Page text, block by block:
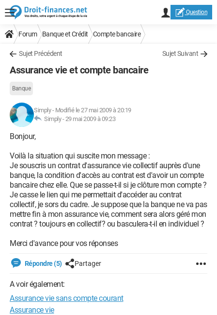
Question
Forum Banque et Crédit Compte bancaire
Sujet Précédent Sujet Suivant
Assurance vie et compte bancaire
Banque
Simply- Modifié le 27 mai 2009 à 20:19
Simply -29 mai 2009 à 09:23
Bonjour,
Voilà la situation qui suscite mon message :
Je souscris un contrat d'assurance vie collectif auprès d'une
banque, la condition d'accès au contrat est d'avoir un compte
bancaire chez elle. Que se passe-t-il si je clôture mon compte ?
Je casse le lien qui me permettait d'accéder au contrat
collectif, je sors du cadre. Je suppose que la banque ne va pas
mettre fin à mon assurance vie, comment sera alors géré mon
contrat ? toujours en collectif? ou basculera-t-il en individuel ?
Merci d'avance pour vos réponses
Répondre (5) Partager
A voir également:
Assurance vie sans compte courant
Assurance vie